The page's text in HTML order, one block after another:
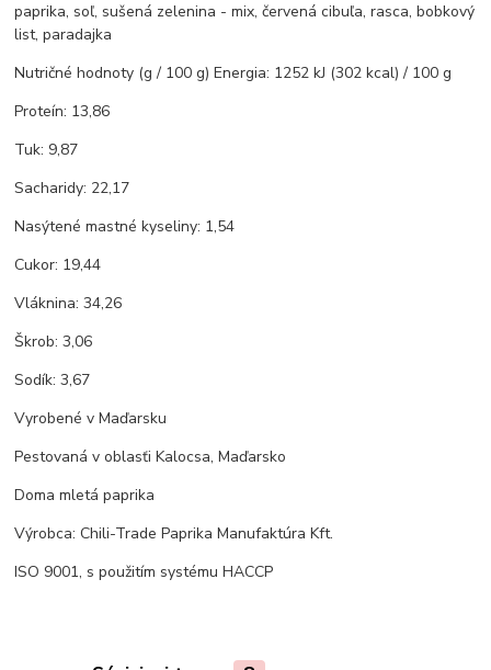
paprika, soľ, sušená zelenina - mix, červená cibuľa, rasca, bobkový
list, paradajka
Nutričné hodnoty (g / 100 g) Energia: 1252 kJ (302 kcal) / 100 g
Proteín: 13,86
Tuk: 9,87
Sacharidy: 22,17
Nasýtené mastné kyseliny: 1,54
Cukor: 19,44
Vláknina: 34,26
Škrob: 3,06
Sodík: 3,67
Vyrobené v Maďarsku
Pestovaná v oblasťi Kalocsa, Maďarsko
Doma mletá paprika
Výrobca: Chili-Trade Paprika Manufaktúra Kft.
ISO 9001, s použitím systému HACCP